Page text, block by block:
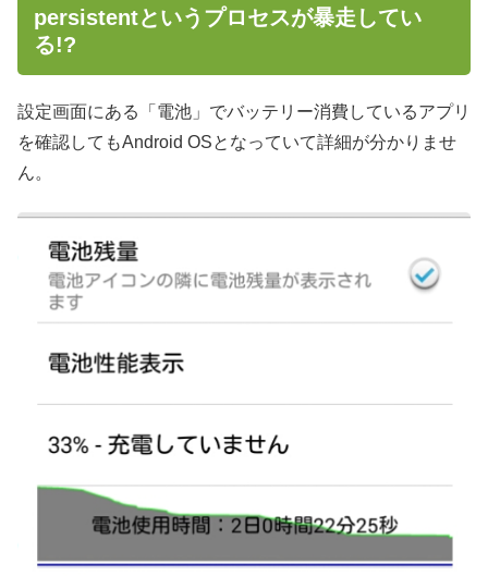
persistentというプロセスが暴走してい
る!?
設定画面にある「電池」でバッテリー消費しているアプリ
を確認してもAndroid OSとなっていて詳細が分かりませ
ん。